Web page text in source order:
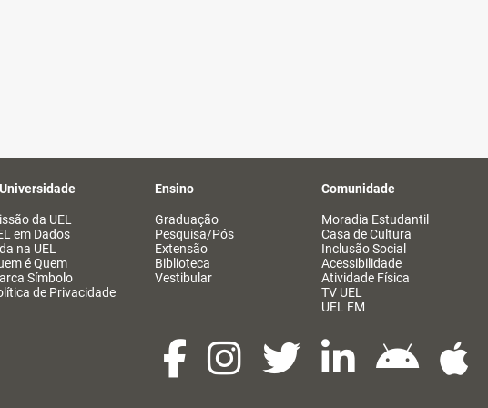
da UEL
em Dados
na UEL
é Quem
Símbolo
de Privacidade
Ensino
Graduação
Pesquisa/Pós
Extensão
Biblioteca
Vestibular
Comunidade
Moradia Estudantil
Casa de Cultura
Inclusão Social
Acessibilidade
Atividade Física
TV UEL
UEL FM